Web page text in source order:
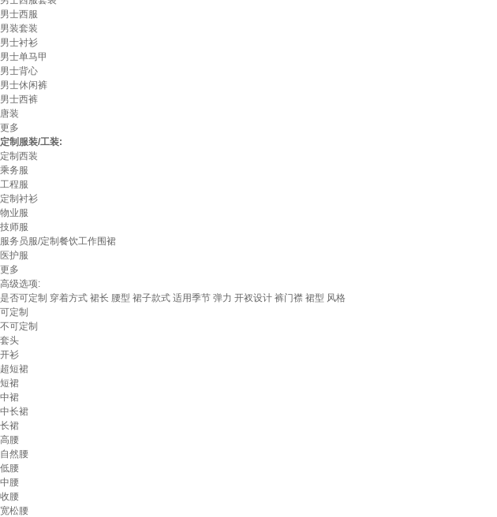
男士西服
男装套装
男士衬衫
男士单马甲
男士背心
男士休闲裤
男士西裤
唐装
更多
定制服装/工装:
定制西装
乘务服
工程服
定制衬衫
物业服
技师服
服务员服/定制餐饮工作围裙
医护服
更多
高级选项:
是否可定制 穿着方式 裙长 腰型 裙子款式 适用季节 弹力 开衩设计 裤门襟 裙型 风格
可定制
不可定制
套头
开衫
超短裙
短裙
中裙
中长裙
长裙
高腰
自然腰
低腰
中腰
收腰
宽松腰